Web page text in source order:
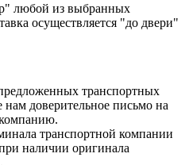
любой из выбранных
осуществляется "до двери"
транспортных
доверительное письмо на
транспортной компании
наличии оригинала